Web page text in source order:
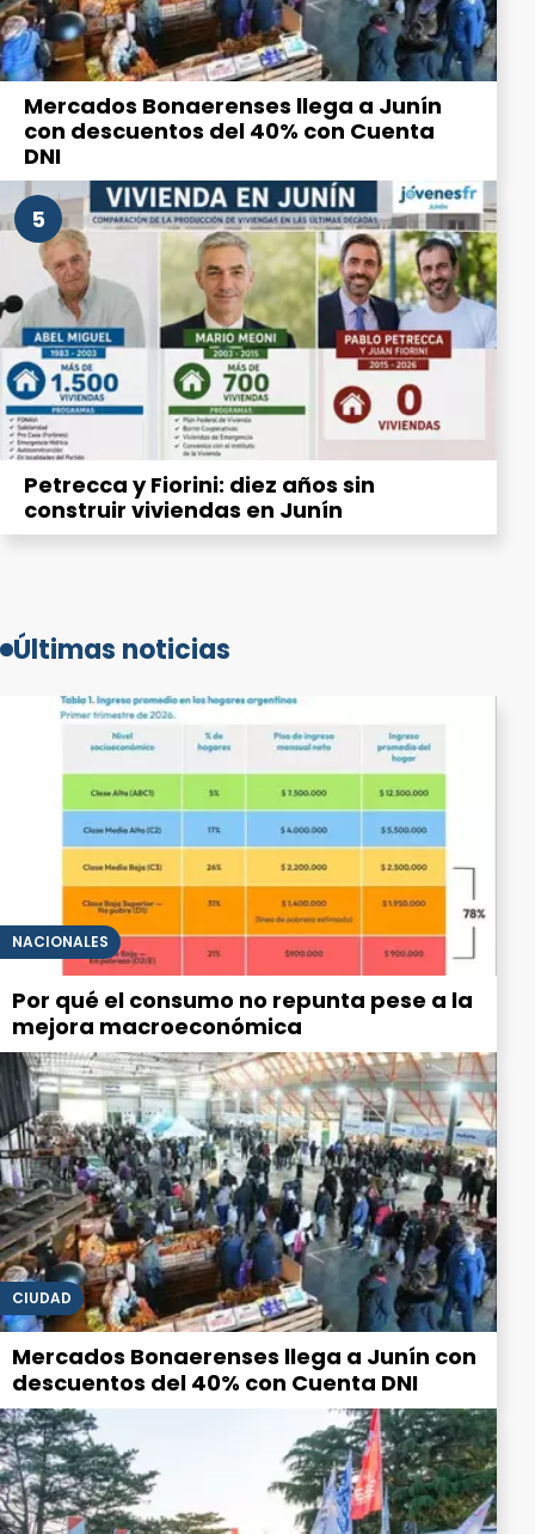
Mercados Bonaerenses llega a Junín
con descuentos del 40% con Cuenta
DNI
5
Petrecca y Fiorini: diez años sin
construir viviendas en Junín
Últimas noticias
NACIONALES
Por qué el consumo no repunta pese a la
mejora macroeconómica
CIUDAD
Mercados Bonaerenses llega a Junín con
descuentos del 40% con Cuenta DNI